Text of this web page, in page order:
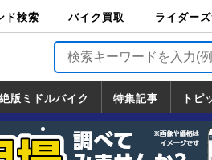
ド検索 バイク買取
バイク買取
ライダー
ライダーズ
TOP
バイク輸送
バイクガレ
フ
バイク車両
ロードサー
バイク試乗
絶版ミドルバイク
絶版ミドルバイク
覧
ホンダ
ヤマハ
スズキ
カワサキ
特集記事 トピ
トピ
一覧
ホン
ヤマ
スズ
カワ
ハー
ビッ
BMW
ドゥ
トラ
フ
隊
情報局
選
ング